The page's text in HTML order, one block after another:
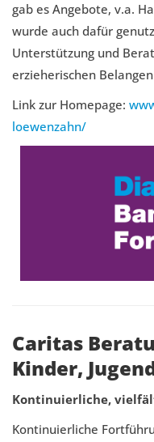
gab es Angebote, v.a.
wurde auch dafür
Unterstützung und
erzieherischen
Link zur Homepage:
loewenzahn/
Caritas
Kinder,
Kontinuierliche,
Kontinuierliche